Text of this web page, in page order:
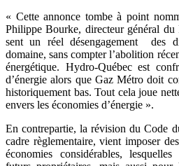
« Cette annonce tombe à point
Philippe Bourke, directeur général
sent un réel désengagement des
domaine, sans compter l’abolition
énergétique. Hydro-Québec est
d’énergie alors que Gaz Métro doit
historiquement bas. Tout cela joue
envers les économies d’énergie ».
En contrepartie, la révision du Code
cadre règlementaire, vient imposer
économies considérables,